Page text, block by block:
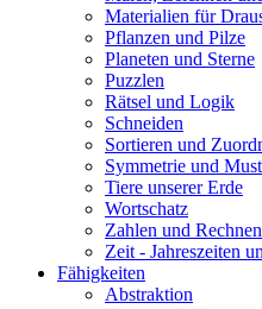
Materialien für
Pflanzen und Pilze
Planeten und Sterne
Puzzlen
Rätsel und Logik
Schneiden
Sortieren und
Symmetrie und
Tiere unserer Erde
Wortschatz
Zahlen und Rechnen
Zeit - Jahreszeiten
Fähigkeiten
Abstraktion